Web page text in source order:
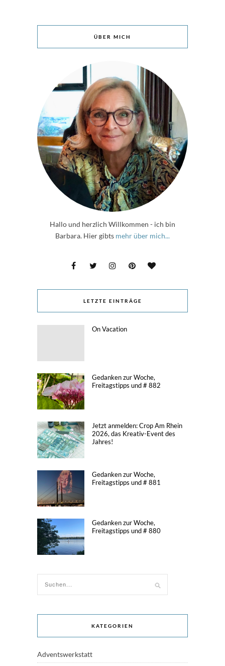
ÜBER MICH
Hallo und herzlich Willkommen - ich bin
Barbara. Hier gibts mehr über mich...
LETZTE EINTRÄGE
On Vacation
Gedanken zur Woche,
Freitagstipps und # 882
Jetzt anmelden: Crop Am Rhein
2026, das Kreativ-Event des
Jahres!
Gedanken zur Woche,
Freitagstipps und # 881
Gedanken zur Woche,
Freitagstipps und # 880
KATEGORIEN
Adventswerkstatt